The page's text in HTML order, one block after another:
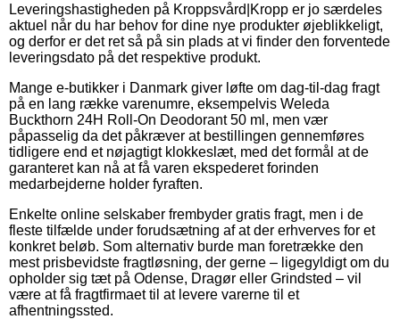
Leveringshastigheden på Kroppsvård|Kropp er jo særdeles
aktuel når du har behov for dine nye produkter øjeblikkeligt,
og derfor er det ret så på sin plads at vi finder den forventede
leveringsdato på det respektive produkt.
Mange e-butikker i Danmark giver løfte om dag-til-dag fragt
på en lang række varenumre, eksempelvis Weleda
Buckthorn 24H Roll-On Deodorant 50 ml, men vær
påpasselig da det påkræver at bestillingen gennemføres
tidligere end et nøjagtigt klokkeslæt, med det formål at de
garanteret kan nå at få varen ekspederet forinden
medarbejderne holder fyraften.
Enkelte online selskaber frembyder gratis fragt, men i de
fleste tilfælde under forudsætning af at der erhverves for et
konkret beløb. Som alternativ burde man foretrække den
mest prisbevidste fragtløsning, der gerne – ligegyldigt om du
opholder sig tæt på Odense, Dragør eller Grindsted – vil
være at få fragtfirmaet til at levere varerne til et
afhentningssted.